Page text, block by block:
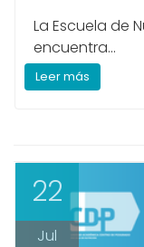
La Escuela de
encuentra...
Leer más
22
Jul